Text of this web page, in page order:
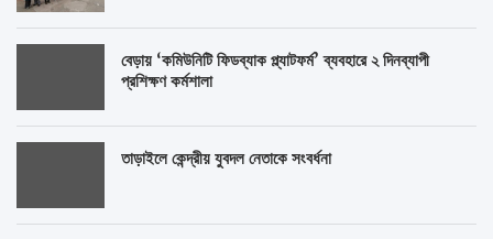
বেড়ায় ‘কমিউনিটি ফিডব্যাক প্ল্যাটফর্ম’ ব্যবহারে ২ দিনব্যাপী
প্রশিক্ষণ কর্মশালা
তাড়াইলে কেন্দ্রীয় যুবদল নেতাকে সংবর্ধনা